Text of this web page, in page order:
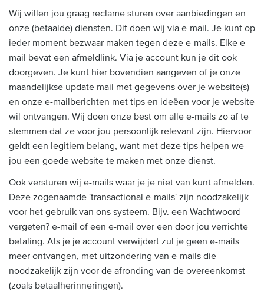
Wij willen jou graag reclame sturen over aanbiedingen en
onze (betaalde) diensten. Dit doen wij via e-mail. Je kunt op
ieder moment bezwaar maken tegen deze e-mails. Elke e-
mail bevat een afmeldlink. Via je account kun je dit ook
doorgeven. Je kunt hier bovendien aangeven of je onze
maandelijkse update mail met gegevens over je website(s)
en onze e-mailberichten met tips en ideëen voor je website
wil ontvangen. Wij doen onze best om alle e-mails zo af te
stemmen dat ze voor jou persoonlijk relevant zijn. Hiervoor
geldt een legitiem belang, want met deze tips helpen we
jou een goede website te maken met onze dienst.
Ook versturen wij e-mails waar je je niet van kunt afmelden.
Deze zogenaamde 'transactional e-mails' zijn noodzakelijk
voor het gebruik van ons systeem. Bijv. een Wachtwoord
vergeten? e-mail of een e-mail over een door jou verrichte
betaling. Als je je account verwijdert zul je geen e-mails
meer ontvangen, met uitzondering van e-mails die
noodzakelijk zijn voor de afronding van de overeenkomst
(zoals betaalherinneringen).